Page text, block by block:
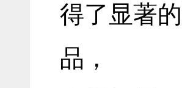
得了显著
品，